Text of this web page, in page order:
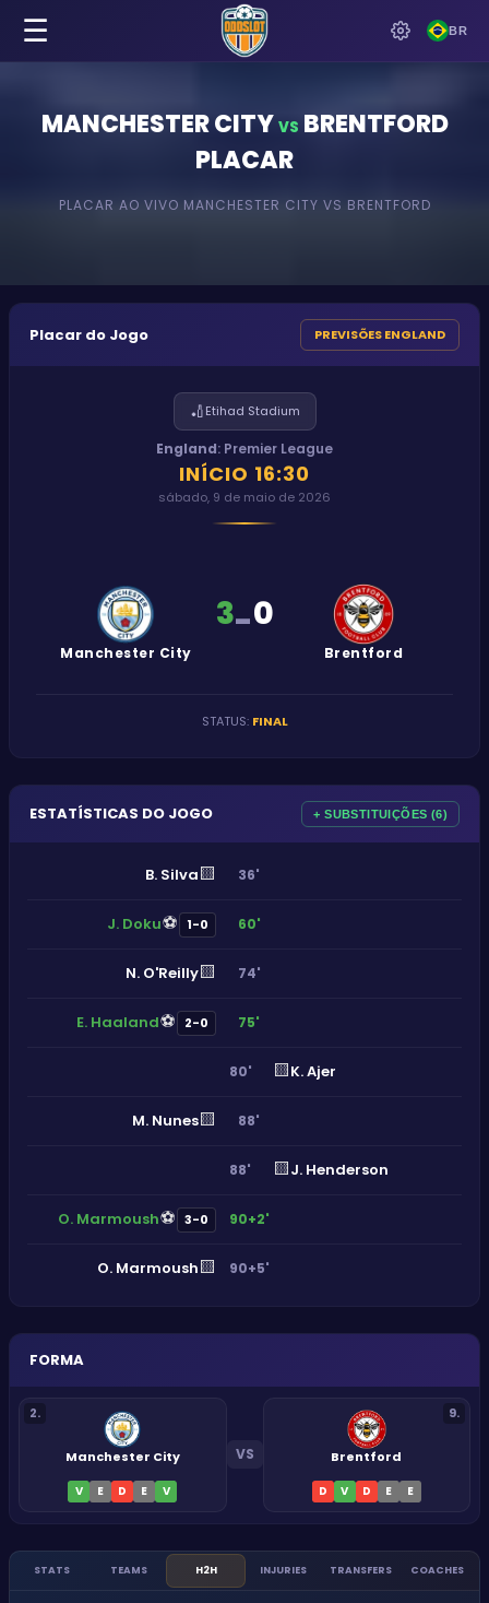
BR
☰
MANCHESTER CITY VS BRENTFORD
PLACAR
PLACAR AO VIVO MANCHESTER CITY VS BRENTFORD
Placar do Jogo PREVISÕES ENGLAND
🏏Etihad Stadium
England: Premier League
INÍCIO 16:30
sábado, 9 de maio de 2026
Manchester City
3-0
Brentford
STATUS: FINAL
ESTATÍSTICAS DO JOGO + SUBSTITUIÇÕES (6)
B. Silva🟨 36'
J. Doku⚽ 1-0 60'
N. O'Reilly🟨 74'
E. Haaland⚽ 2-0 75'
80' 🟨K. Ajer
M. Nunes🟨 88'
88' 🟨J. Henderson
O. Marmoush⚽ 3-0 90+2'
O. Marmoush🟨 90+5'
FORMA
2.
Manchester City
V E D E V
VS
9.
Brentford
D V D E E
STATS TEAMS H2H INJURIES TRANSFERS COACHES